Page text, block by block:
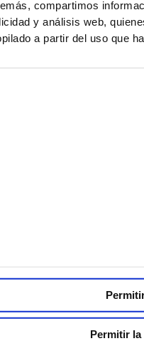
compartimos
y análisis web,
a partir del uso que
Permitir